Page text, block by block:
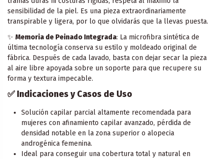
sensibilidad de la piel. Es una pieza extraordinariamente
transpirable y ligera, por lo que olvidarás que la llevas puesta.
✨ Memoria de Peinado Integrada: La microfibra sintética de
última tecnología conserva su estilo y moldeado original de
fábrica. Después de cada lavado, basta con dejar secar la pieza
al aire libre apoyada sobre un soporte para que recupere su
forma y textura impecable.
✅ Indicaciones y Casos de Uso
Solución capilar parcial altamente recomendada para
mujeres con afinamiento capilar avanzado, pérdida de
densidad notable en la zona superior o alopecia
androgénica femenina.
Ideal para conseguir una cobertura total y natural en